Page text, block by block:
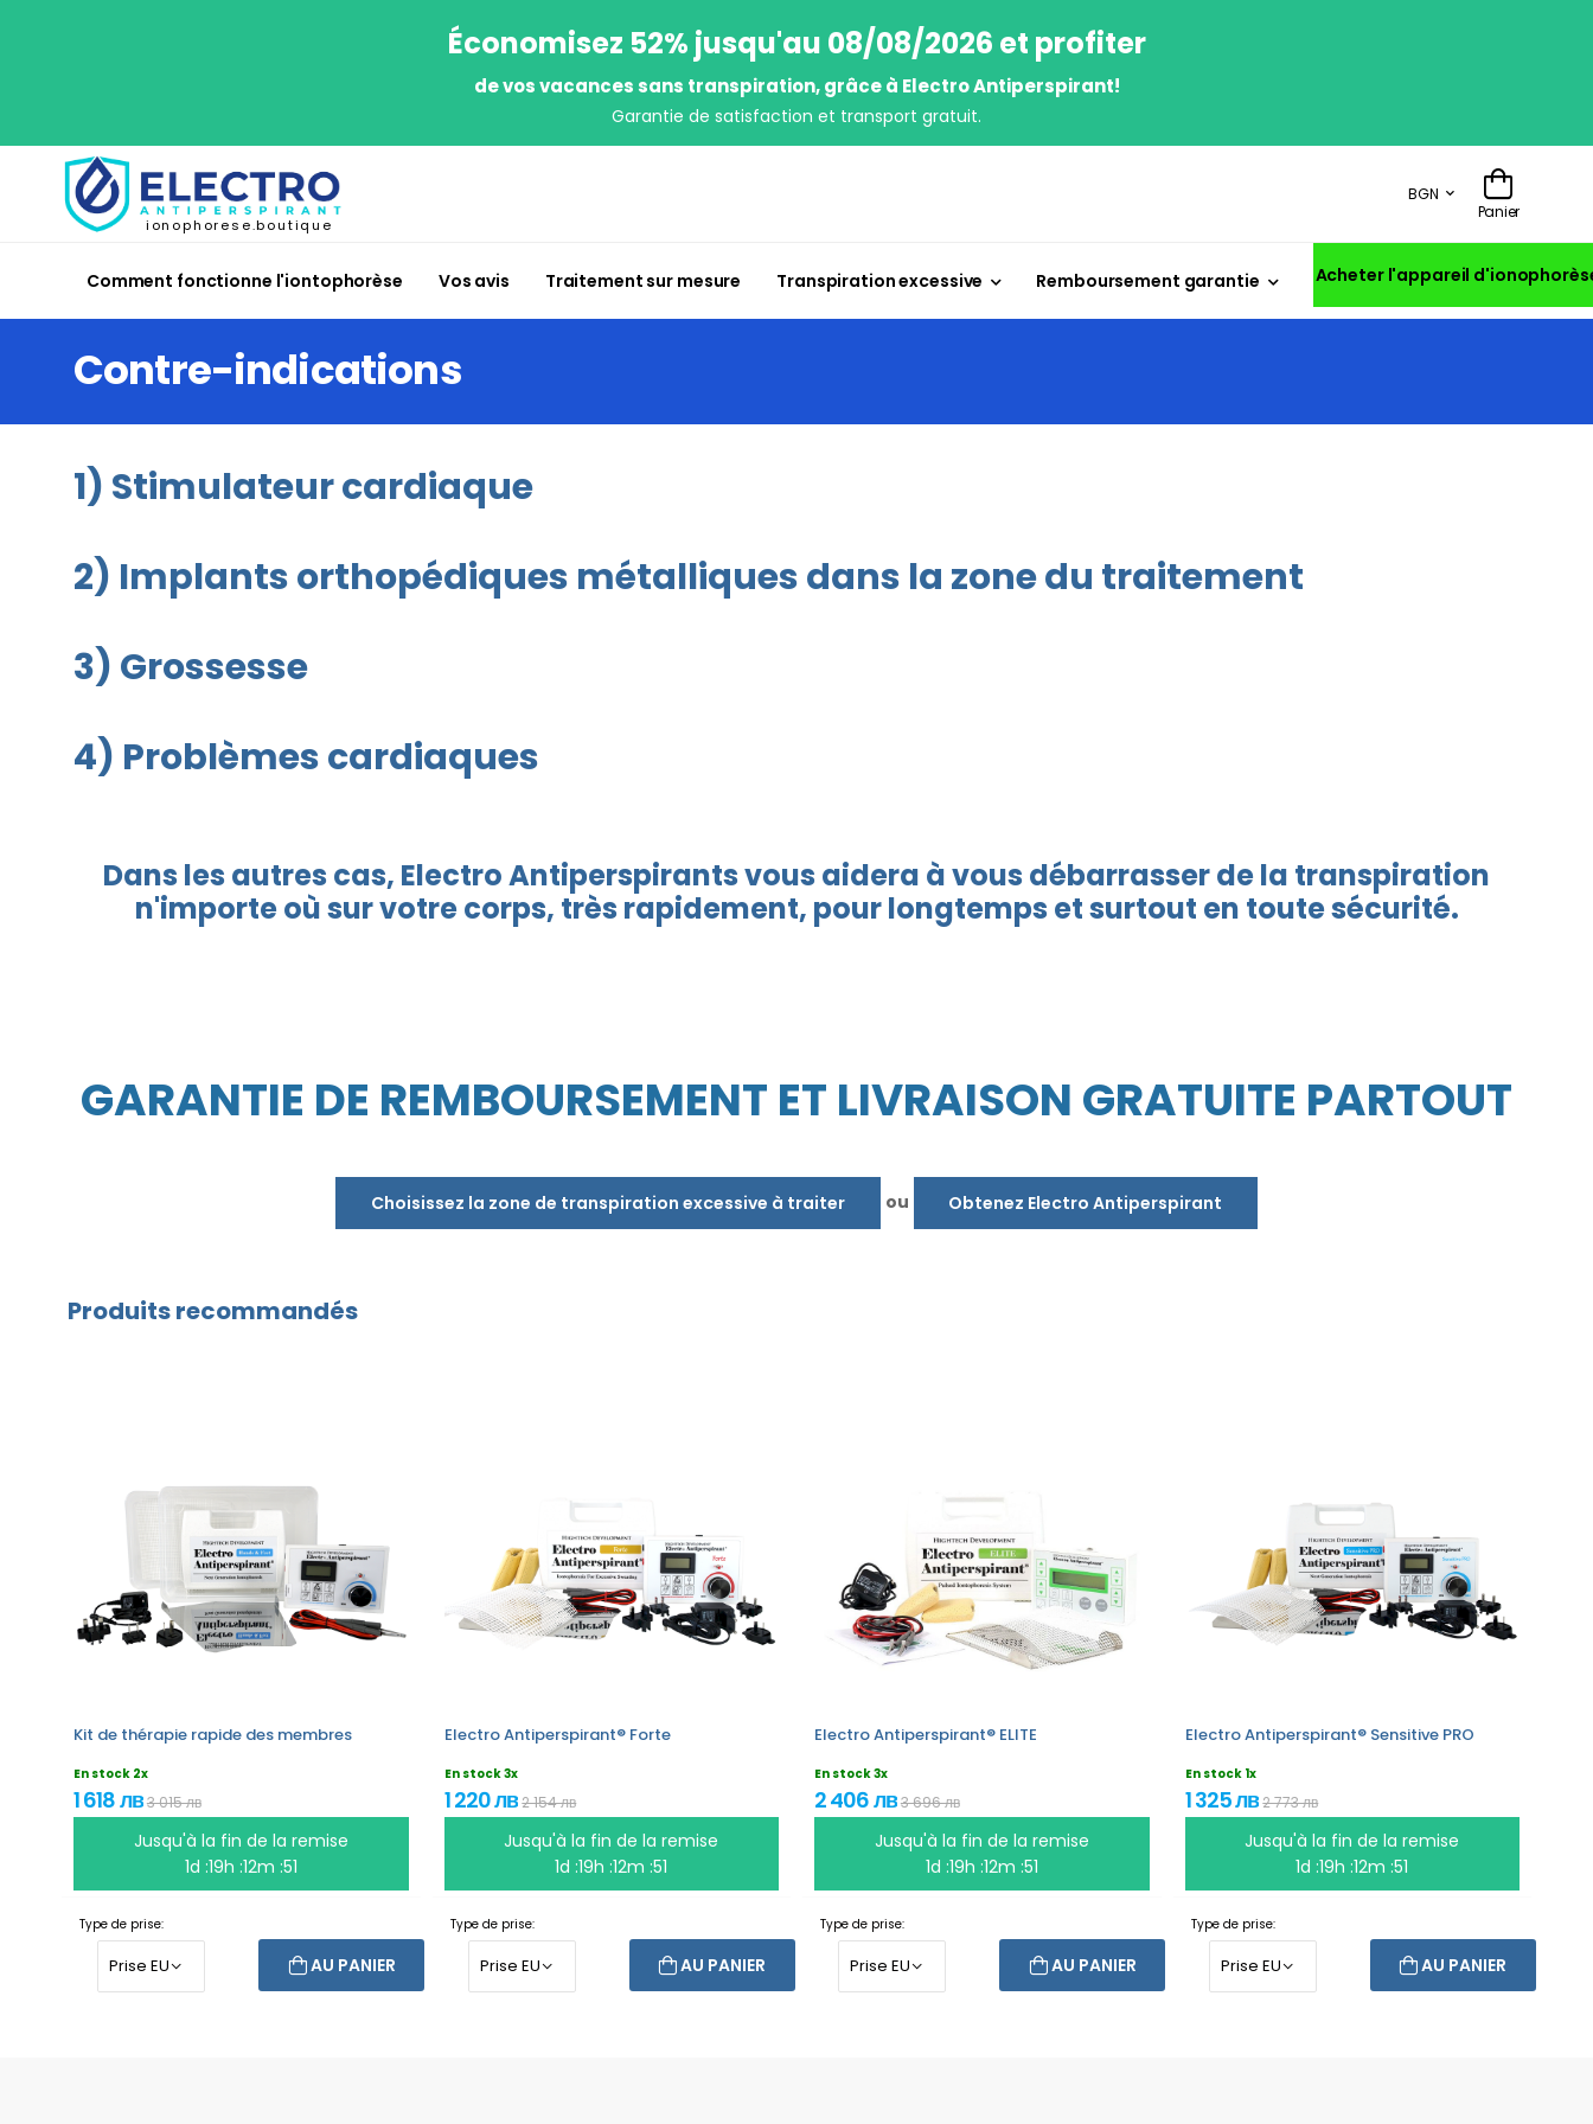
Économisez 52% jusqu'au 08/08/2026 et profiter
de vos vacances sans transpiration, grâce à Electro Antiperspirant!
Garantie de satisfaction et transport gratuit.
ionophorese.boutique
BGN
Panier
Comment fonctionne l'iontophorèse Vos avis Traitement sur mesure Transpiration excessive Remboursement garantie Acheter l'appareil
Contre-indications
1) Stimulateur cardiaque
2) Implants orthopédiques métalliques dans la zone du traitement
3) Grossesse
4) Problèmes cardiaques
Dans les autres cas, Electro Antiperspirants vous aidera à vous débarrasser de la transpiration
n'importe où sur votre corps, très rapidement, pour longtemps et surtout en toute sécurité.
GARANTIE DE REMBOURSEMENT ET LIVRAISON GRATUITE PARTOUT
Choisissez la zone de transpiration excessive à traiter ou Obtenez Electro Antiperspirant
Produits recommandés
Kit de thérapie rapide des membres
En stock 2x
1 618 лв3 015 лв
Jusqu'à la fin de la remise
1d :19h :12m :51
Type de prise:
AU PANIER
Electro Antiperspirant® Forte
En stock 3x
1 220 лв2 154 лв
Jusqu'à la fin de la remise
1d :19h :12m :51
Type de prise:
AU PANIER
Electro Antiperspirant® ELITE
En stock 3x
2 406 лв3 696 лв
Jusqu'à la fin de la remise
1d :19h :12m :51
Type de prise:
AU PANIER
Electro Antiperspirant® Sensitive PRO
En stock 1x
1 325 лв2 773 лв
Jusqu'à la fin de la remise
1d :19h :12m :51
Type de prise:
AU PANIER